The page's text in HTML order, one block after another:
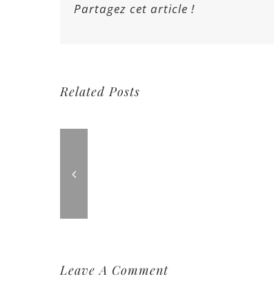
Partagez cet article !
Related Posts
Leave A Comment